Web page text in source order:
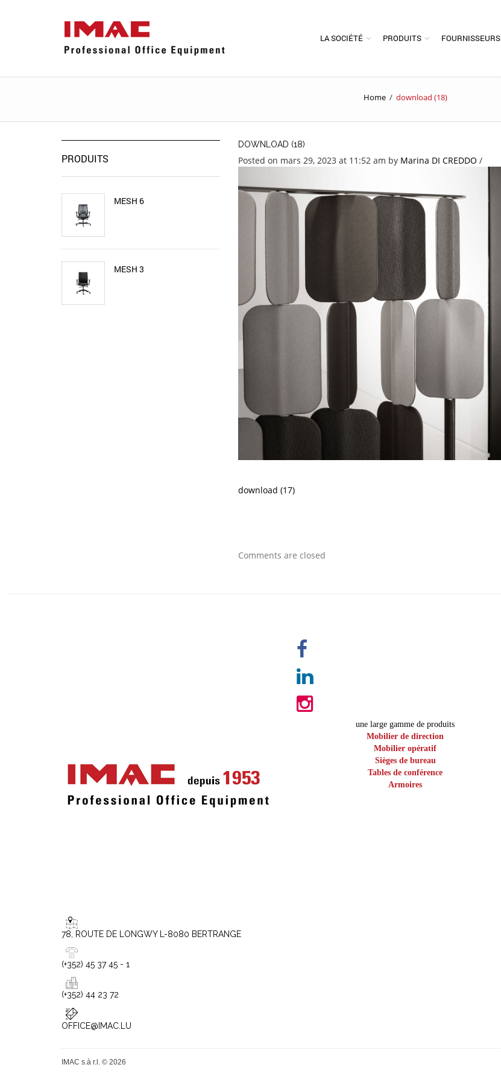
LA SOCIÉTÉ PRODUITS FOURNISSEURS
Home / download (18)
DOWNLOAD (18)
Posted on mars 29, 2023 at 11:52 am by Marina DI CREDDO /
download (17)
Comments are closed
PRODUITS
MESH 6
MESH 3
78, ROUTE DE LONGWY L-8080 BERTRANGE
(+352) 45 37 45 - 1
(+352) 44 23 72
OFFICE@IMAC.LU
une large gamme de produits
Mobilier de direction
Mobilier opératif
Sièges de bureau
Tables de conférence
Armoires
IMAC s.à r.l. © 2026